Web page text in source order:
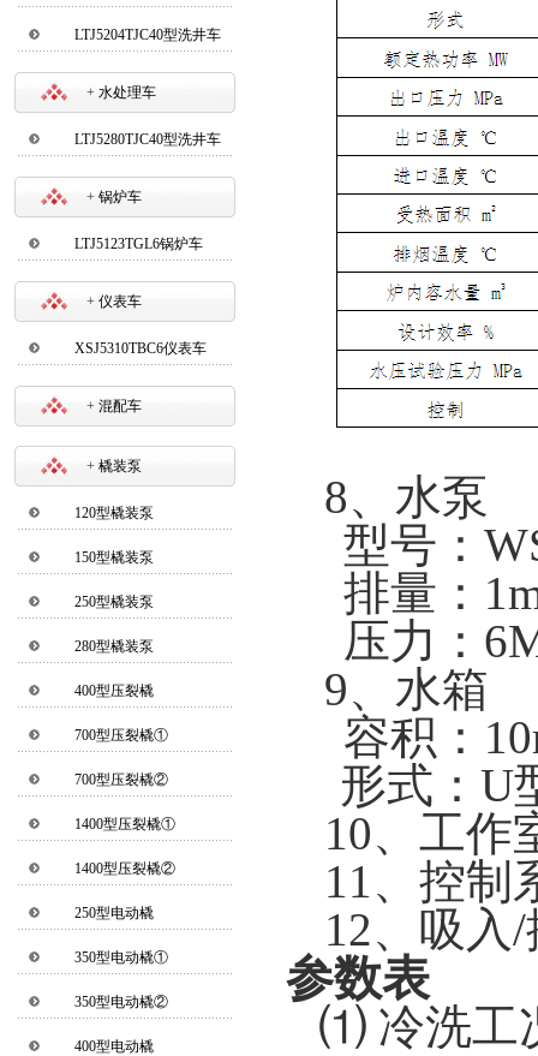
LTJ5204TJC40型洗井车
+ 水处理车
LTJ5280TJC40型洗井车
+ 锅炉车
LTJ5123TGL6锅炉车
+ 仪表车
XSJ5310TBC6仪表车
+ 混配车
+ 橇装泵
120型橇装泵
150型橇装泵
250型橇装泵
280型橇装泵
400型压裂橇
700型压裂橇①
700型压裂橇②
1400型压裂橇①
1400型压裂橇②
250型电动橇
350型电动橇①
350型电动橇②
400型电动橇
8、水泵
型号：
排量：
压力：
9、水箱
容积：
形式：U
10、工作
11、控制
12、吸入
参数表
⑴ 冷洗工